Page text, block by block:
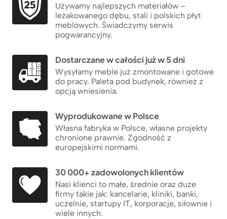
Używamy najlepszych materiałów –
leżakowanego dębu, stali i polskich płyt
meblowych. Świadczymy serwis
pogwarancyjny.
Dostarczane w całości już w 5 dni
Wysyłamy meble już zmontowane i gotowe
do pracy. Paleta pod budynek, również z
opcją wniesienia.
Wyprodukowane w Polsce
Własna fabryka w Polsce, własne projekty
chronione prawnie. Zgodność z
europejskimi normami.
30 000+ zadowolonych klientów
Nasi klienci to małe, średnie oraz duże
firmy takie jak: kancelarie, kliniki, banki,
uczelnie, startupy IT, korporacje, siłownie i
wiele innych.